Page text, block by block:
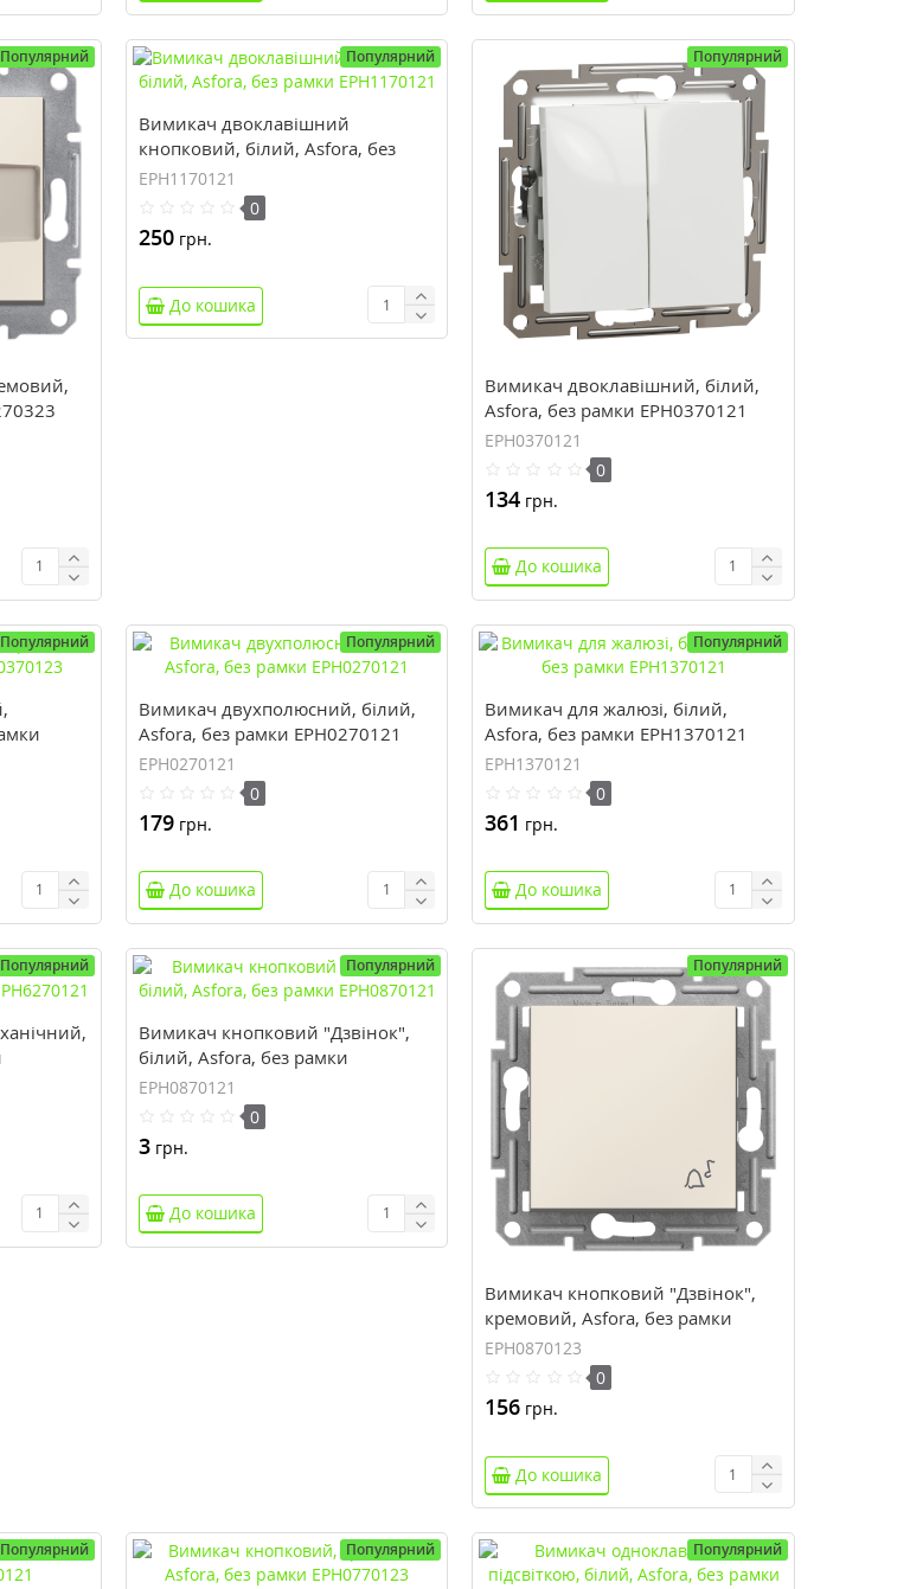
Популярний Популярний
Вимикач двоклавішний
кнопковий, білий, Asfora, без
рамки EPH1170121
EPH1170121
0
250грн.
До кошика
Популярний
Вимикач двоклавішний, білий,
Asfora, без рамки EPH0370121
EPH0370121
0
134 грн.
До кошика
Популярний Популярний
Вимикач двухполюсний, білий,
Asfora, без рамки EPH0270121
EPH0270121
0
179грн.
До кошика
Популярний
Вимикач для жалюзі, білий,
Asfora, без рамки EPH1370121
EPH1370121
0
361 грн.
До кошика
Популярний Популярний
Вимикач кнопковий "Дзвінок",
білий, Asfora, без рамки
EPH0870121
EPH0870121
0
3грн.
До кошика
Популярний
Вимикач кнопковий "Дзвінок",
кремовий, Asfora, без рамки
EPH0870123
EPH0870123
0
156 грн.
До кошика
Популярний Популярний Популярний